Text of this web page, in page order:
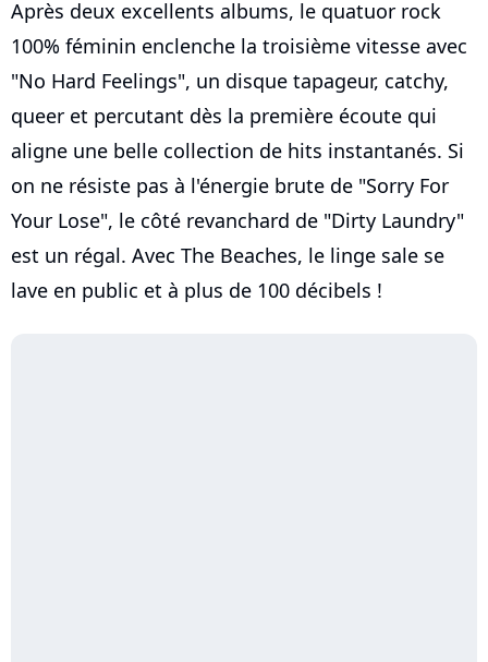
Après deux excellents albums, le quatuor rock
100% féminin enclenche la troisième vitesse avec
"No Hard Feelings", un disque tapageur, catchy,
queer et percutant dès la première écoute qui
aligne une belle collection de hits instantanés. Si
on ne résiste pas à l'énergie brute de "Sorry For
Your Lose", le côté revanchard de "Dirty Laundry"
est un régal. Avec The Beaches, le linge sale se
lave en public et à plus de 100 décibels !